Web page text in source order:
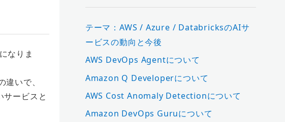
なりま
いで、
ービスと
テーマ：AWS / Azure / DatabricksのAIサ
ービスの動向と今後
AWS DevOps Agentについて
Amazon Q Developerについて
AWS Cost Anomaly Detectionについて
Amazon DevOps Guruについて